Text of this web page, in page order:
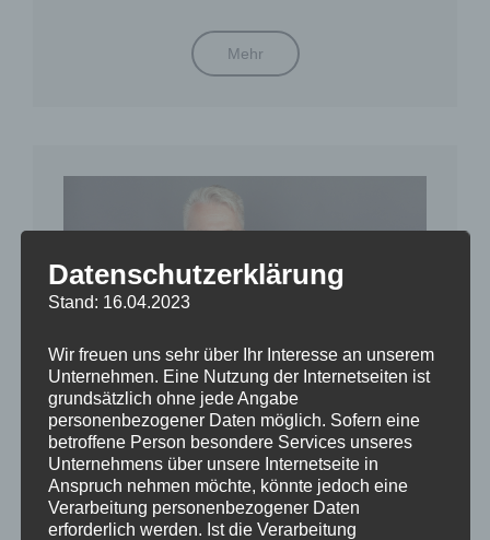
MehrPROFESSIONELLES
REDEN
FÜHRUNGSKRAFT/ LEADERSHIP
„Führung und Lernen bedingen sich
gegenseitig.“(John. F. Kennedy) Kennen Sie
Datenschutzerklärung
Stand: 16.04.2023
Wir freuen uns sehr über Ihr Interesse an unserem
Unternehmen. Eine Nutzung der Internetseiten ist
grundsätzlich ohne jede Angabe
personenbezogener Daten möglich. Sofern eine
betroffene Person besondere Services unseres
Unternehmens über unsere Internetseite in
Anspruch nehmen möchte, könnte jedoch eine
Verarbeitung personenbezogener Daten
erforderlich werden. Ist die Verarbeitung